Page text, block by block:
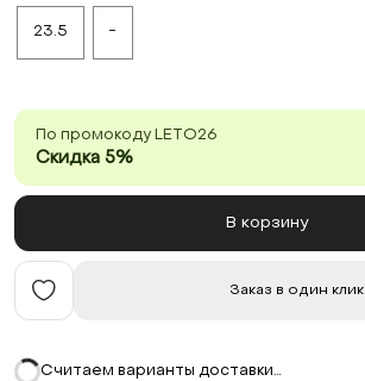
23.5 -
По промокоду LETO26
Скидка 5%
В корзину
Заказ в один клик
Считаем варианты доставки…